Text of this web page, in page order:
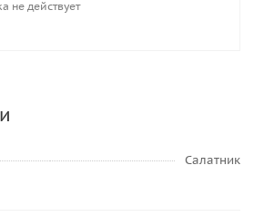
не действует
Салатник